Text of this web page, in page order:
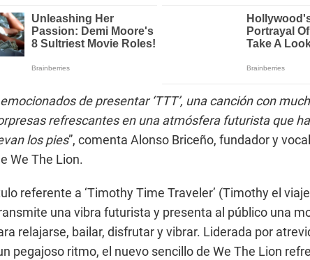
de presentar ‘TTT’, una canción con
refrescantes en una atmósfera futurista que
los pies”, comenta Alonso Briceño, fundador y
We The Lion.
referente a ‘Timothy Time Traveler’ (Timothy el
una vibra futurista y presenta al público una
relajarse, bailar, disfrutar y vibrar. Liderada por
pegajoso ritmo, el nuevo sencillo de We The Lion